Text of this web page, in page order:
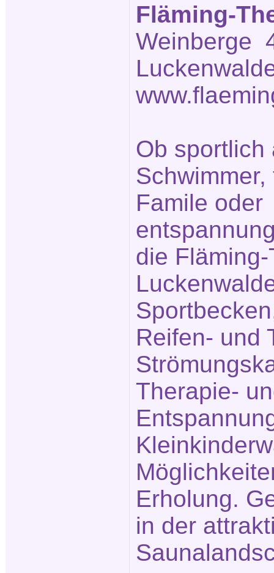
Fläming-
Weinberge
Ob sportlich
Famile oder
die
Reifen- und
Therapie-
Erholung.
in der